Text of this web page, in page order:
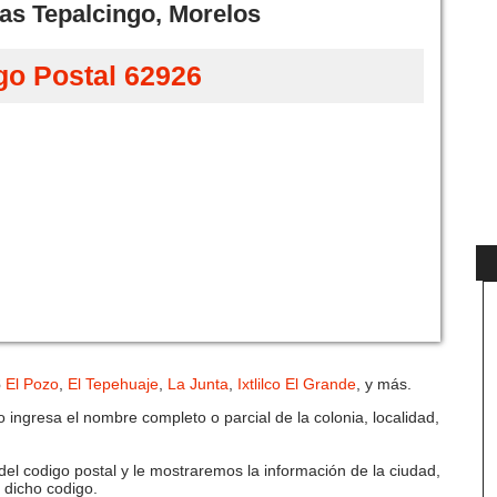
Tepalcingo, Morelos
Postal 62926
El Pozo El Tepehuaje La Junta Ixtlilco El Grande , y más.
el nombre completo o parcial de la colonia, localidad,
codigo postal y le mostraremos la información de la ciudad,
codigo.